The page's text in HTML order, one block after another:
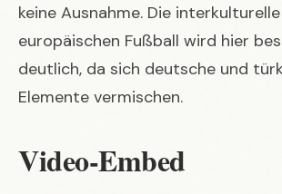
keine Ausnahme. Die
europäischen Fußball wird hier
deutlich, da sich deutsche und
Elemente vermischen.
Video-Embed